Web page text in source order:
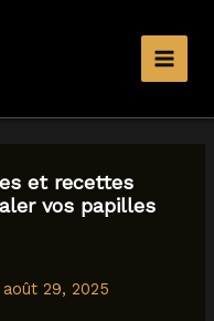
et recettes
vos papilles
août 29, 2025